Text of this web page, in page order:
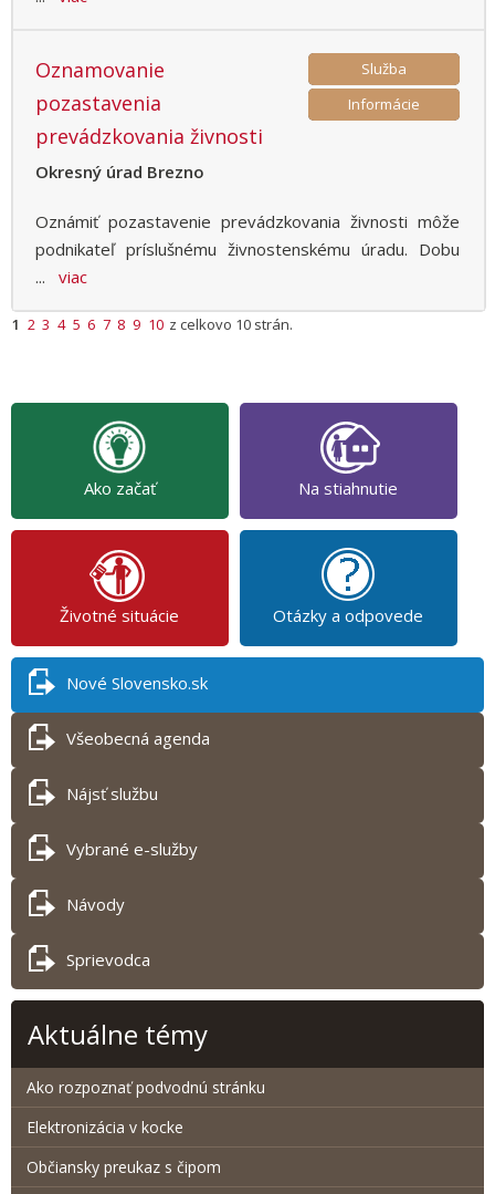
Služba
Informácie
Oznamovanie
pozastavenia
prevádzkovania živnosti
Okresný úrad Brezno
Oznámiť pozastavenie prevádzkovania živnosti môže
podnikateľ príslušnému živnostenskému úradu. Dobu
...
viac
1 2 3 4 5 6 7 8 9 10 z celkovo 10 strán.
Ako začať Na stiahnutie
Životné situácie Otázky a odpovede
Nové Slovensko.sk
Všeobecná agenda
Nájsť službu
Vybrané e-služby
Návody
Sprievodca
Aktuálne témy
Ako rozpoznať podvodnú stránku
Elektronizácia v kocke
Občiansky preukaz s čipom